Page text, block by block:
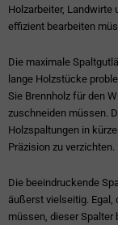
Holzarbeiter, Landwirte
effizient bearbeiten
Die maximale
lange Holzstücke
Sie Brennholz für den
zuschneiden müssen.
Holzspaltungen in
Präzision zu verzichten.
Die beeindruckende
äußerst vielseitig. Egal,
müssen, dieser Spalter